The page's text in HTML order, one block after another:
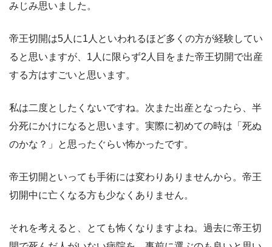
みじみ思いました。
帝王切開は5人に1人といわれるほど多くの方が経験してい
ると思いますが、1人に限らず2人目をまた帝王切開で出産
する方はすごいと思います。
私は二度としたくないですね。次また出産となったら、半
分死にかけになると思います。実際に初めての時は「死ぬ
のかな？」と思ったぐらい怖かったです。
帝王切開といっても手術には変わりありませんから。帝王
切開中に亡くなる方も少なくありません。
それを考えると、とても怖くなりますよね。過去に帝王切